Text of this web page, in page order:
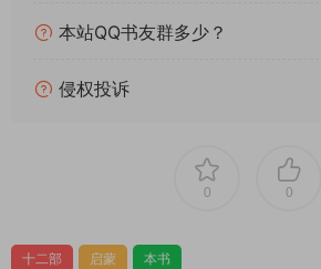
译林出品一如既往的靠谱，译文流畅自然
想读懂欧洲思想史、理解现代文明起源、
本站QQ书友群多少？
侵权投诉
0 0
十二部 启蒙 本书